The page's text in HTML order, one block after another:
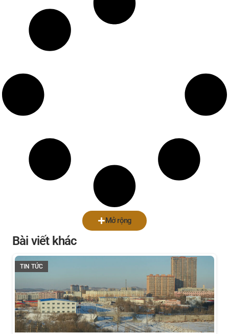
Mở rộng
Bài viết khác
TIN TỨC